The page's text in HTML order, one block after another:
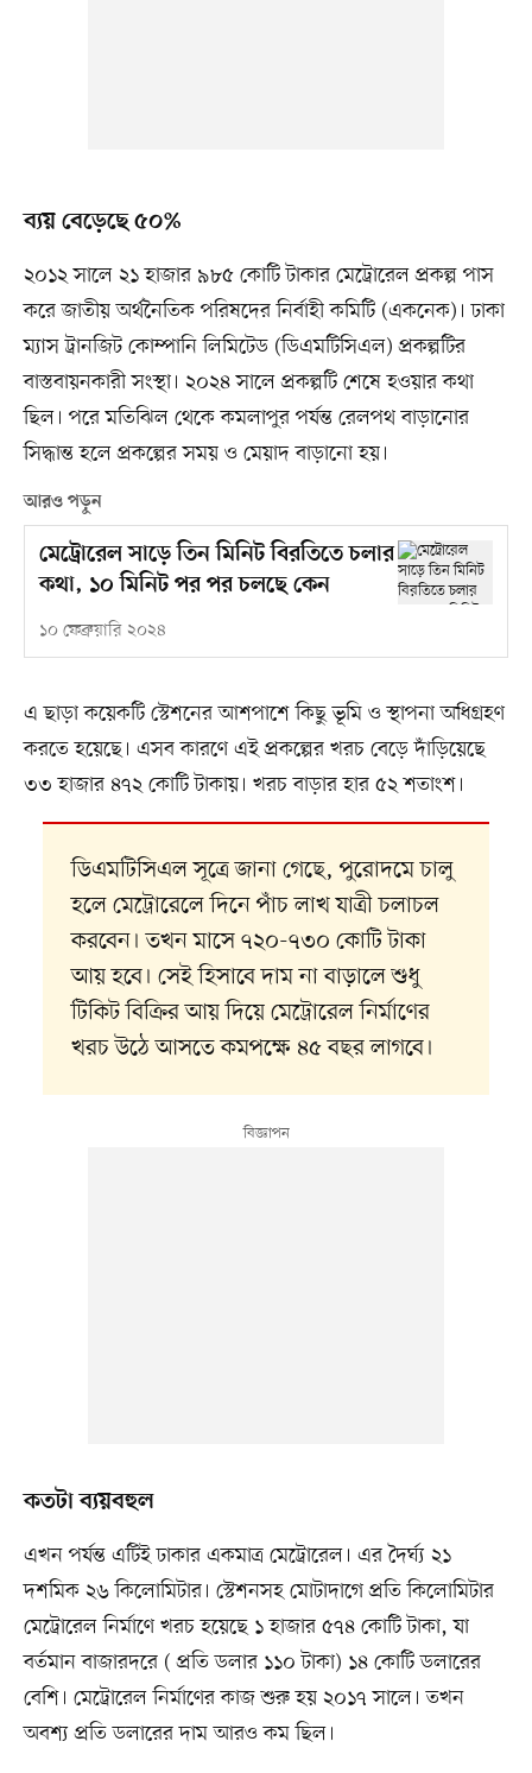
ব্যয় বেড়েছে ৫০%
২০১২ সালে ২১ হাজার ৯৮৫ কোটি টাকার মেট্রোরেল প্রকল্প পাস
করে জাতীয় অর্থনৈতিক পরিষদের নির্বাহী কমিটি (একনেক)। ঢাকা
ম্যাস ট্রানজিট কোম্পানি লিমিটেড (ডিএমটিসিএল) প্রকল্পটির
বাস্তবায়নকারী সংস্থা। ২০২৪ সালে প্রকল্পটি শেষে হওয়ার কথা
ছিল। পরে মতিঝিল থেকে কমলাপুর পর্যন্ত রেলপথ বাড়ানোর
সিদ্ধান্ত হলে প্রকল্পের সময় ও মেয়াদ বাড়ানো হয়।
আরও পড়ুন
মেট্রোরেল সাড়ে তিন মিনিট বিরতিতে চলার
কথা, ১০ মিনিট পর পর চলছে কেন
১০ ফেব্রুয়ারি ২০২৪
এ ছাড়া কয়েকটি স্টেশনের আশপাশে কিছু ভূমি ও স্থাপনা অধিগ্রহণ
করতে হয়েছে। এসব কারণে এই প্রকল্পের খরচ বেড়ে দাঁড়িয়েছে
৩৩ হাজার ৪৭২ কোটি টাকায়। খরচ বাড়ার হার ৫২ শতাংশ।
ডিএমটিসিএল সূত্রে জানা গেছে, পুরোদমে চালু
হলে মেট্রোরেলে দিনে পাঁচ লাখ যাত্রী চলাচল
করবেন। তখন মাসে ৭২০-৭৩০ কোটি টাকা
আয় হবে। সেই হিসাবে দাম না বাড়ালে শুধু
টিকিট বিক্রির আয় দিয়ে মেট্রোরেল নির্মাণের
খরচ উঠে আসতে কমপক্ষে ৪৫ বছর লাগবে।
কতটা ব্যয়বহুল
এখন পর্যন্ত এটিই ঢাকার একমাত্র মেট্রোরেল। এর দৈর্ঘ্য ২১
দশমিক ২৬ কিলোমিটার। স্টেশনসহ মোটাদাগে প্রতি কিলোমিটার
মেট্রোরেল নির্মাণে খরচ হয়েছে ১ হাজার ৫৭৪ কোটি টাকা, যা
বর্তমান বাজারদরে ( প্রতি ডলার ১১০ টাকা) ১৪ কোটি ডলারের
বেশি। মেট্রোরেল নির্মাণের কাজ শুরু হয় ২০১৭ সালে। তখন
অবশ্য প্রতি ডলারের দাম আরও কম ছিল।